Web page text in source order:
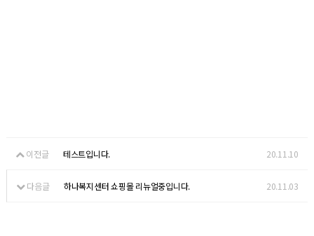
이전글 테스트입니다. 20.11.10
다음글 하나복지센터 쇼핑몰 리뉴얼중입니다. 20.11.03